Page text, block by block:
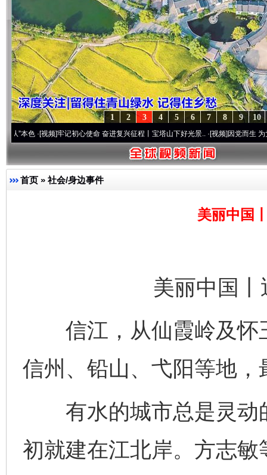
10
9
8
7
6
5
4
3
2
1
视频]牢记初心使命 奋进复兴征程丨宝塔山下好光景..·[视频]因党而生 为党而战——
首页 » 社会/身边事件
美丽中国
美丽中国
信江，从仙霞岭及怀
信州、铅山、弋阳等地
有水的城市总是灵动
初就建在江北岸。方志